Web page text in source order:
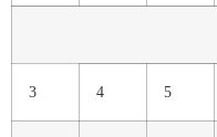
3 4 5